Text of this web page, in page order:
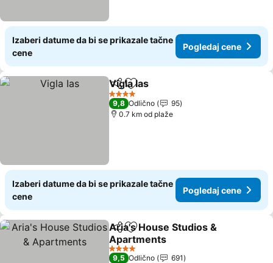
Izaberi datume da bi se prikazale tačne
cene
Pogledaj cene
Deli Dodati u favorite
Vigla Ias
4 Zvezdice
9,8 Odlično
95
0.7 km od plaže
Izaberi datume da bi se prikazale tačne
cene
Pogledaj cene
Deli Dodati u favorite
Aria's House Studios &
Apartments
Pogledaj cene
4 Zvezdice
9,5 Odlično
691